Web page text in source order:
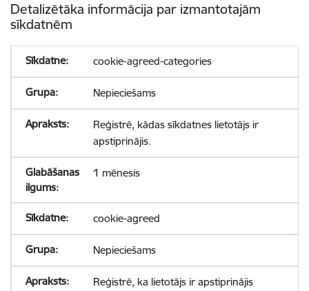
Detalizētāka informācija par izmantotajām
sīkdatnēm
cookie-agreed-categories
Nepieciešams
Reģistrē, kādas sīkdatnes lietotājs ir
apstiprinājis.
1 mēnesis
cookie-agreed
Nepieciešams
Reģistrē, ka lietotājs ir apstiprinājis